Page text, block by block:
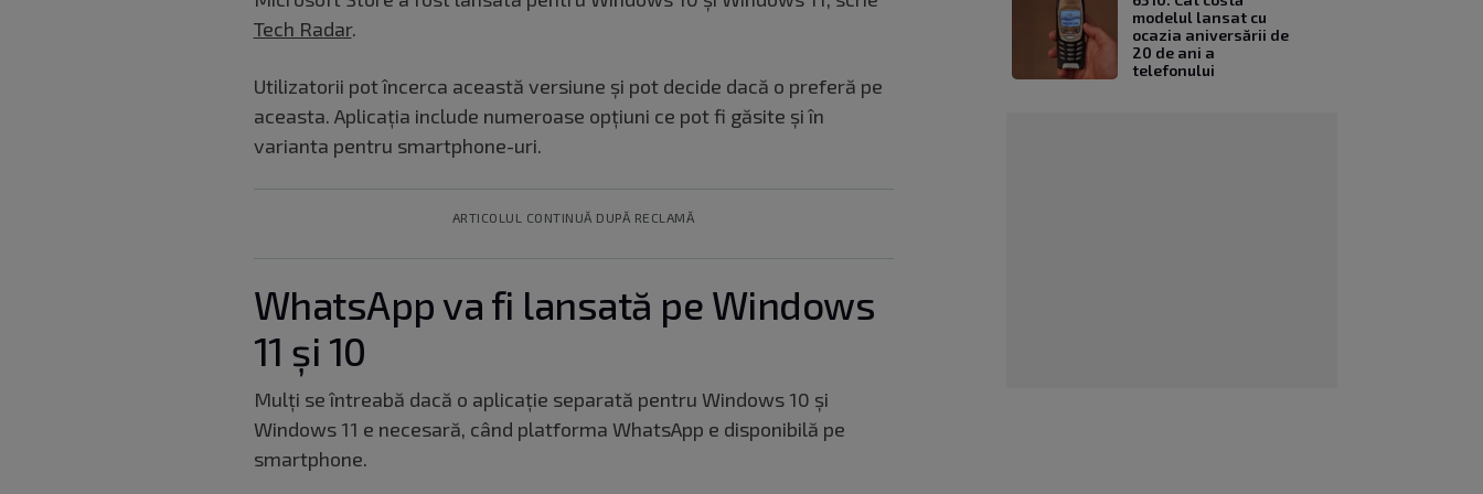
modelul lansat cu
ocazia aniversării de
20 de ani a
telefonului
Tech Radar.
Utilizatorii pot încerca această versiune și pot decide dacă o preferă pe
aceasta. Aplicația include numeroase opțiuni ce pot fi găsite și în
varianta pentru smartphone-uri.
ARTICOLUL CONTINUĂ DUPĂ RECLAMĂ
WhatsApp va fi lansată pe Windows
11 și 10
Mulți se întreabă dacă o aplicație separată pentru Windows 10 și
Windows 11 e necesară, când platforma WhatsApp e disponibilă pe
smartphone.